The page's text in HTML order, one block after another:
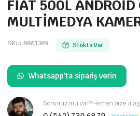
FİAT 500L ANDROİD
MULTİMEDYA
SKU: 8861389 Stokta Var
Whatsapp'ta sipariş verin
Sorunuz mu var? Hemen bize